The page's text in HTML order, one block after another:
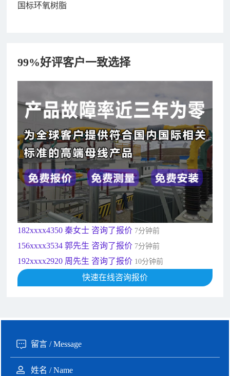
国标环氧树脂
99%好评客户一致选择
182xxxx4350 秦女士 咨询了报价7分钟前
156xxxx3534 郭先生 咨询了报价7分钟前
192xxxx2920 周先生 咨询了报价10分钟前
189xxxx6562 王先生 咨询了报价1秒前
190xxxx3508 徐女士 咨询了报价5秒前
135xxxx6654 张先生 咨询了报价 1分钟前
181xxxx7531 苟先生 咨询了报价 5分钟前
182xxxx4350 秦女士 咨询了报价 7分钟前
156xxxx3534 郭先生 咨询了报价 7分钟前
192xxxx2920 周先生 咨询了报价 10分钟前
189xxxx6562 王先生 咨询了报价1秒前
190xxxx3508 徐女士 咨询了报价5秒前
快速在线咨询报价